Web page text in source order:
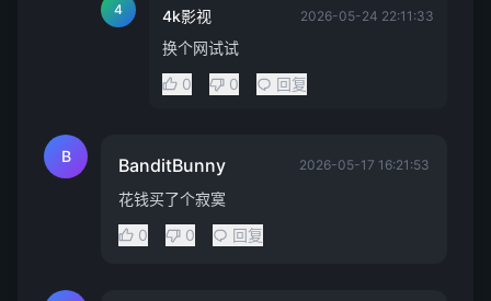
4 4k影视 2026-05-24 22:11:33
换个网试试
0
0 回复
B BanditBunny 2026-05-17 16:21:53
花钱买了个寂寞
0
0 回复